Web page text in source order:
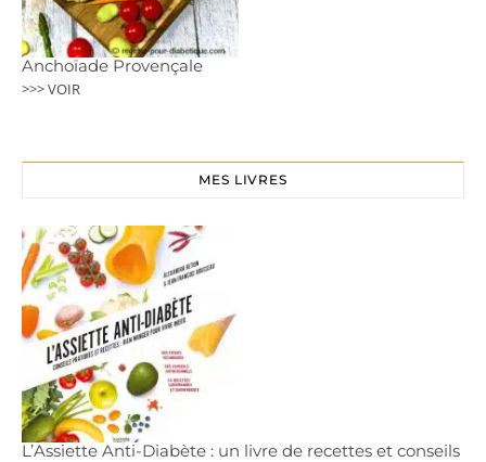
Anchoïade Provençale
>>> VOIR
MES LIVRES
L’Assiette Anti-Diabète : un livre de recettes et conseils